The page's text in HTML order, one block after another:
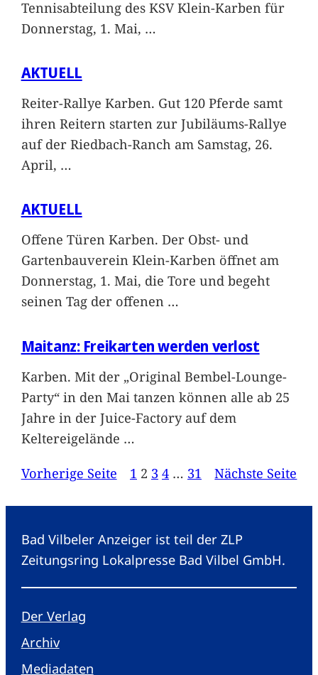
Tennisabteilung des KSV Klein-Karben für
Donnerstag, 1. Mai, …
AKTUELL
Reiter-Rallye Karben. Gut 120 Pferde samt
ihren Reitern starten zur Jubiläums-Rallye
auf der Riedbach-Ranch am Samstag, 26.
April, …
AKTUELL
Offene Türen Karben. Der Obst- und
Gartenbauverein Klein-Karben öffnet am
Donnerstag, 1. Mai, die Tore und begeht
seinen Tag der offenen …
Maitanz: Freikarten werden verlost
Karben. Mit der „Original Bembel-Lounge-
Party“ in den Mai tanzen können alle ab 25
Jahre in der Juice-Factory auf dem
Keltereigelände …
Vorherige Seite
1 2 3 4 … 31 Nächste Seite
Bad Vilbeler Anzeiger ist teil der ZLP
Zeitungsring Lokalpresse Bad Vilbel GmbH.
Der Verlag
Archiv
Mediadaten